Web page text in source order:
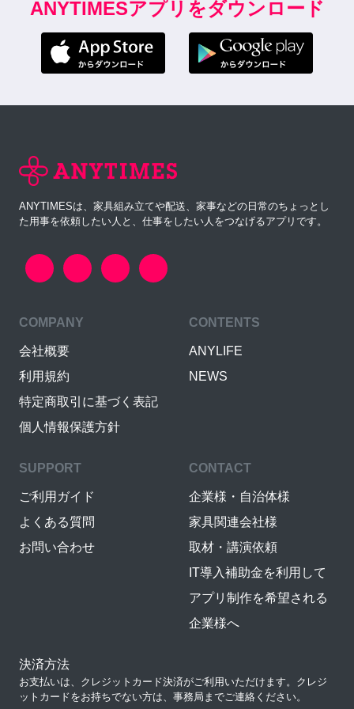
ANYTIMESアプリをダウンロード
ANYTIMESは、家具組み立てや配送、家事などの日常のちょっとし
た用事を依頼したい人と、仕事をしたい人をつなげるアプリです。
COMPANY
会社概要
利用規約
特定商取引に基づく表記
個人情報保護方針
CONTENTS
ANYLIFE
NEWS
SUPPORT
ご利用ガイド
よくある質問
お問い合わせ
CONTACT
企業様・自治体様
家具関連会社様
取材・講演依頼
IT導入補助金を利用して
アプリ制作を希望される
企業様へ
決済方法
お支払いは、クレジットカード決済がご利用いただけます。クレジ
ットカードをお持ちでない方は、事務局までご連絡ください。